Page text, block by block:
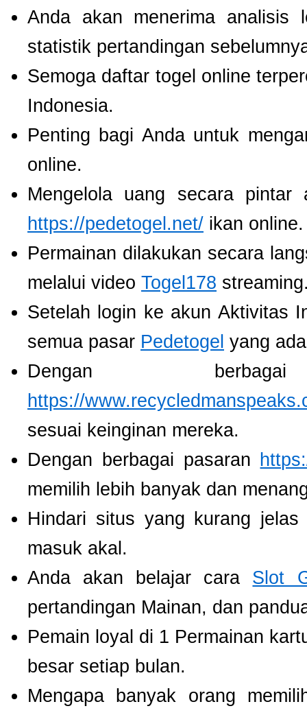
Anda akan menerima analisis
statistik pertandingan
Semoga daftar togel online
Indonesia.
Penting bagi Anda untuk
online.
Mengelola uang secara
https://pedetogel.net/ ikan online.
Permainan dilakukan secara
melalui video Togel178
Setelah login ke akun Aktivitas
semua pasar Pedetogel yang
Dengan
https://
sesuai keinginan mereka.
Dengan berbagai pasaran
memilih lebih banyak dan
Hindari situs yang kurang
masuk akal.
Anda akan belajar cara Slot
pertandingan Mainan, dan
Pemain loyal di 1 Permainan
besar setiap bulan.
Mengapa banyak orang